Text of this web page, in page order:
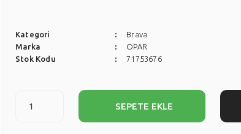
Kategori
Brava
Marka
OPAR
Stok Kodu
71753676
SEPETE EKLE